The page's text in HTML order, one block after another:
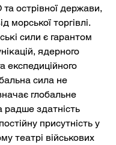
острівної держави,
морської торгівлі.
сили є гарантом
ядерного
експедиційного
сила не
глобальне
радше здатність
присутність у
театрі військових